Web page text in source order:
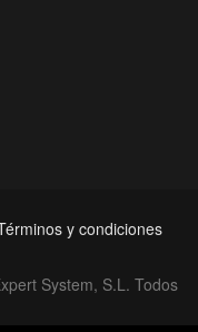
y condiciones
System, S.L. Todos